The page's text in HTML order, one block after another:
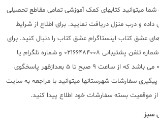
میتوانید کتابهای کمک آموزشی تمامی مقاطع تحصیلی
داده و درب منزل دریافت نمایید. برای اطلاع از شرایط
عشق کتاب اینستاگرام عشق کتاب را دنبال کنید. برای
پیگیری سفارشات تهران شماره تلفن پشتیبانی 02166484008 و شماره تلگرام یا
واتس اپ 09203472622 می باشد که از ساعت 9 صبح تا 5 بعدازظهر پاسخگوی
سفارشات شهرستانها میتوانید با مراجعه به سایت
موقعیت بسته سفارشات خود اطلاع پیدا کنید.
سبز